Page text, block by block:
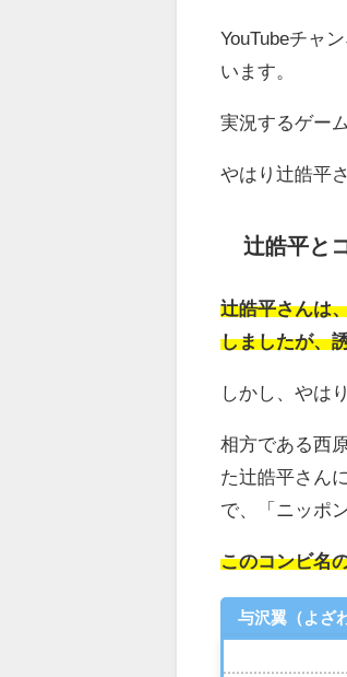
YouTubeチャ
います。
実況するゲー
やはり辻皓平
辻皓平と
辻皓平さんは
しましたが、
しかし、やは
相方である西
た辻皓平さん
で、「ニッポ
このコンビ名
与沢翼（よざ